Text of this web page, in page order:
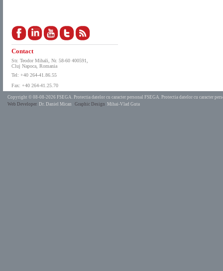
Contact
Str. Teodor Mihali, Nr. 58-60 400591,
Cluj Napoca, Romania
Tel: +40 264-41.86.55
Fax: +40 264-41.25.70
Copyright © 08-08-2026 FSEGA. Protectia datelor cu caracter personal FSEGA. Protectia datelor cu caracter
Web Developer Dr. Daniel Mican Graphic Design Mihai-Vlad Guta